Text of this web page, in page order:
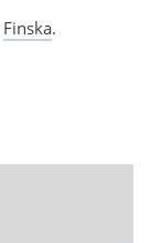
Finska.